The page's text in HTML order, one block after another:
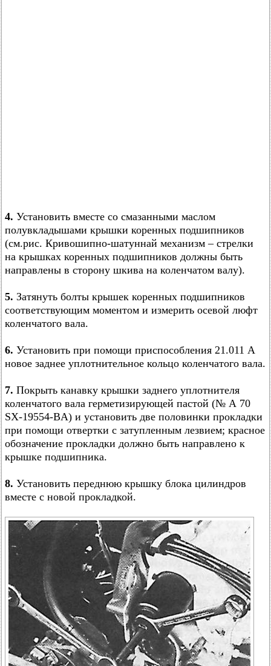
4. Установить вместе со смазанными маслом
полувкладышами крышки коренных подшипников
(см.рис. Кривошипно-шатуннай механизм – стрелки
на крышках коренных подшипников должны быть
направлены в сторону шкива на коленчатом валу).
5. Затянуть болты крышек коренных подшипников
соответствующим моментом и измерить осевой люфт
коленчатого вала.
6. Установить при помощи приспособления 21.011 А
новое заднее уплотнительное кольцо коленчатого вала.
7. Покрыть канавку крышки заднего уплотнителя
коленчатого вала герметизирующей пастой (№ А 70
SX-19554-BA) и установить две половинки прокладки
при помощи отвертки с затупленным лезвием; красное
обозначение прокладки должно быть направлено к
крышке подшипника.
8. Установить переднюю крышку блока цилиндров
вместе с новой прокладкой.